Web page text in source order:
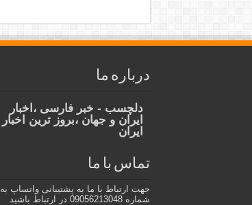
درباره ما
دلچسب - خبر فارسی ،اخبار
ایران و جهان ،بروز ترین اخبار
ایران
تماس با ما
جهت ارتباط با ما به پشتیبانی واتساپ به
شماره 09056213048 در ارتباط باشید